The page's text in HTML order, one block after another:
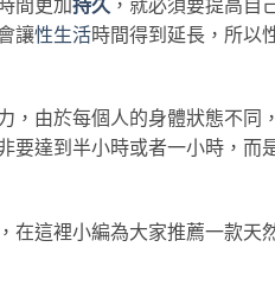
讓性生活時間得到延長，所以
，由於每個人的身體狀態不同
要達到半小時或者一小時，而
在這裡小編為大家推薦一款天